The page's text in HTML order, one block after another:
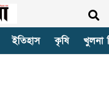
ইতিহাস কৃষি খুলনা